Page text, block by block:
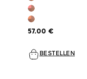
57.00 €
BESTELLEN